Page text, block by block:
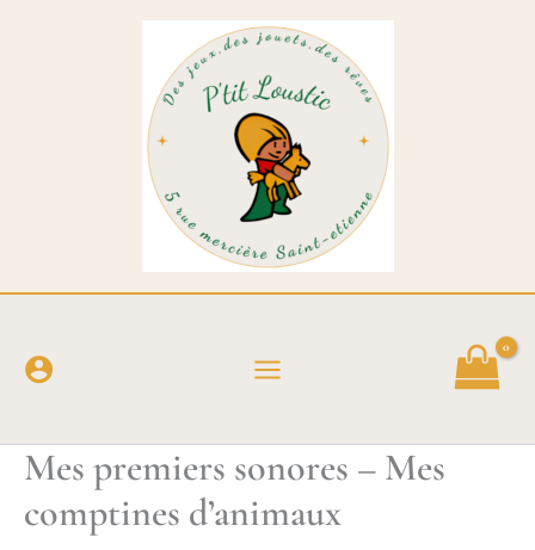
Mes premiers sonores – Mes
comptines d’animaux